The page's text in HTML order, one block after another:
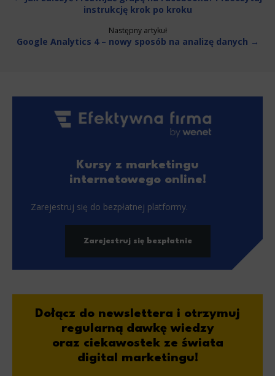
instrukcję krok po kroku
Następny artykuł
Google Analytics 4 – nowy sposób na analizę danych →
Kursy z marketingu
internetowego online!
Zarejestruj się do bezpłatnej platformy.
Zarejestruj się bezpłatnie
Dołącz do newslettera i otrzymuj
regularną dawkę wiedzy
oraz ciekawostek ze świata
digital marketingu!